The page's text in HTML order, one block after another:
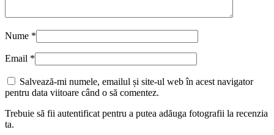
Nume *
Email *
Salvează-mi numele, emailul și site-ul web în acest navigator
pentru data viitoare când o să comentez.
Trebuie să fii autentificat pentru a putea adăuga fotografii la recenzia
ta.